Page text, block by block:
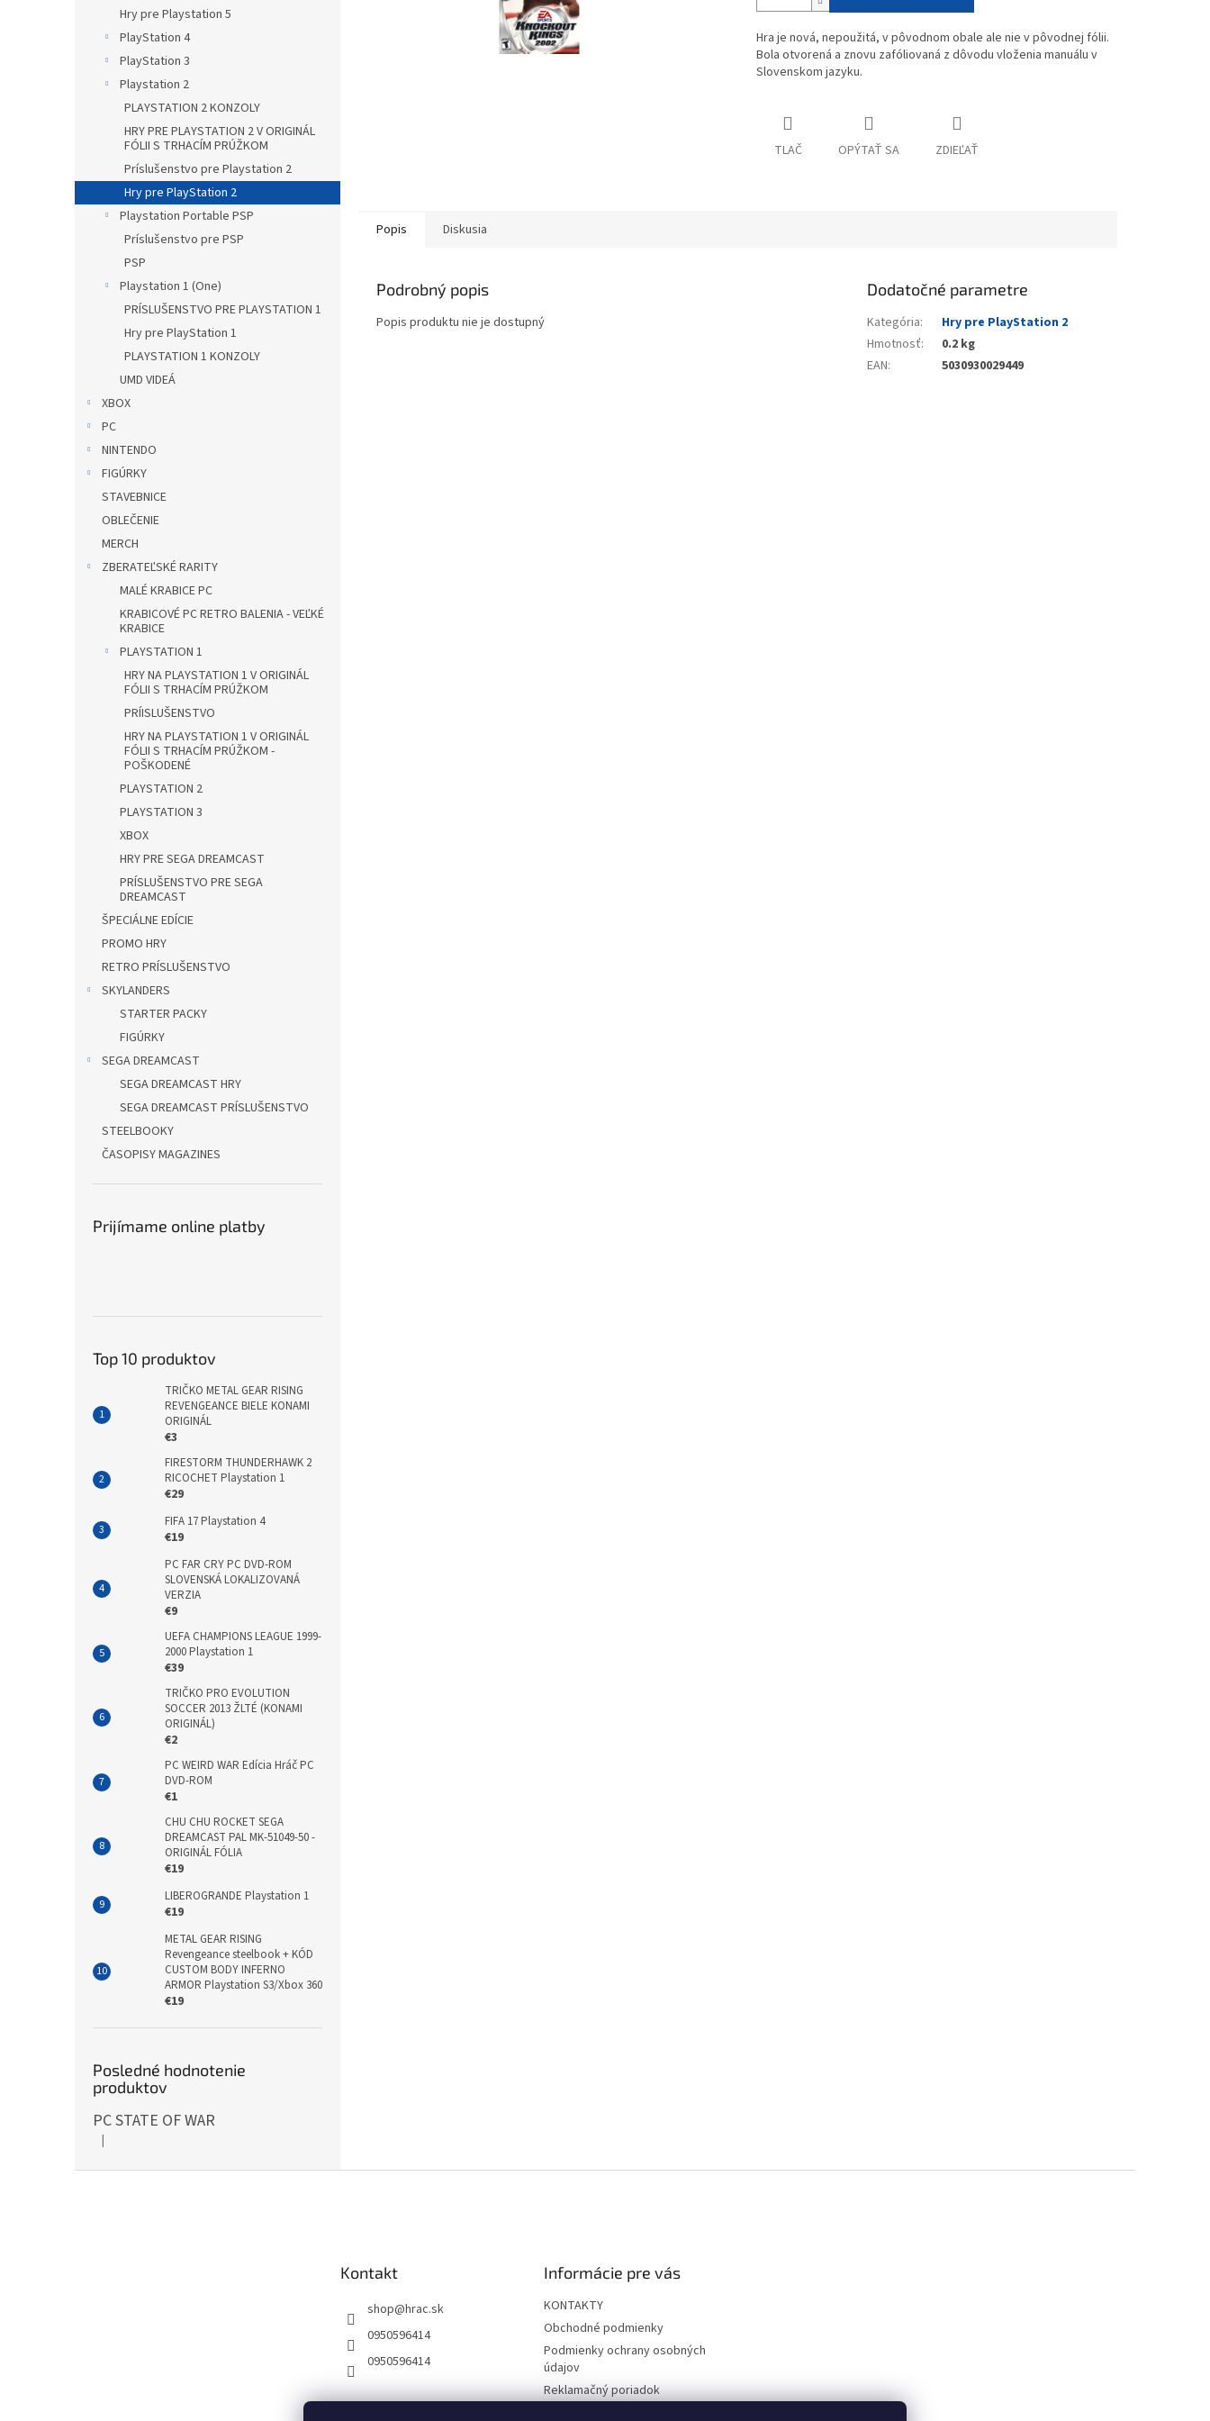
Hry pre Playstation 5
PlayStation 4
PlayStation 3
Playstation 2
PLAYSTATION 2 KONZOLY
HRY PRE PLAYSTATION 2 V ORIGINÁL
FÓLII S TRHACÍM PRÚŽKOM
Príslušenstvo pre Playstation 2
Hry pre PlayStation 2
Playstation Portable PSP
Príslušenstvo pre PSP
PSP
Playstation 1 (One)
PRÍSLUŠENSTVO PRE PLAYSTATION 1
Hry pre PlayStation 1
PLAYSTATION 1 KONZOLY
UMD VIDEÁ
XBOX
PC
NINTENDO
FIGÚRKY
STAVEBNICE
OBLEČENIE
MERCH
ZBERATEĽSKÉ RARITY
MALÉ KRABICE PC
KRABICOVÉ PC RETRO BALENIA - VEĽKÉ
KRABICE
PLAYSTATION 1
HRY NA PLAYSTATION 1 V ORIGINÁL
FÓLII S TRHACÍM PRÚŽKOM
PRÍISLUŠENSTVO
HRY NA PLAYSTATION 1 V ORIGINÁL
FÓLII S TRHACÍM PRÚŽKOM -
POŠKODENÉ
PLAYSTATION 2
PLAYSTATION 3
XBOX
HRY PRE SEGA DREAMCAST
PRÍSLUŠENSTVO PRE SEGA
DREAMCAST
ŠPECIÁLNE EDÍCIE
PROMO HRY
RETRO PRÍSLUŠENSTVO
SKYLANDERS
STARTER PACKY
FIGÚRKY
SEGA DREAMCAST
SEGA DREAMCAST HRY
SEGA DREAMCAST PRÍSLUŠENSTVO
STEELBOOKY
ČASOPISY MAGAZINES
Prijímame online platby
Top 10 produktov
TRIČKO METAL GEAR RISING
REVENGEANCE BIELE KONAMI
ORIGINÁL
€3
FIRESTORM THUNDERHAWK 2
RICOCHET Playstation 1
€29
FIFA 17 Playstation 4
€19
PC FAR CRY PC DVD-ROM
SLOVENSKÁ LOKALIZOVANÁ
VERZIA
€9
UEFA CHAMPIONS LEAGUE 1999-
2000 Playstation 1
€39
TRIČKO PRO EVOLUTION
SOCCER 2013 ŽLTÉ (KONAMI
ORIGINÁL)
€2
PC WEIRD WAR Edícia Hráč PC
DVD-ROM
€1
CHU CHU ROCKET SEGA
DREAMCAST PAL MK-51049-50 -
ORIGINÁL FÓLIA
€19
LIBEROGRANDE Playstation 1
€19
METAL GEAR RISING
Revengeance steelbook + KÓD
CUSTOM BODY INFERNO
ARMOR Playstation S3/Xbox 360
€19
Posledné hodnotenie
produktov
PC STATE OF WAR
Hodnotenie produktu je 5 z 5 hviezdičiek.
|
Hra je nová, nepoužitá, v pôvodnom obale ale nie v pôvodnej fólii.
Bola otvorená a znovu zafóliovaná z dôvodu vloženia manuálu v
Slovenskom jazyku.
TLAČ OPÝTAŤ SA ZDIEĽAŤ
Popis Diskusia
Podrobný popis
Popis produktu nie je dostupný
Dodatočné parametre
Kategória:
Hry pre PlayStation 2
Hmotnosť:
0.2 kg
EAN: 5030930029449
Kontakt
shop@hrac.sk
0950596414
0950596414
Informácie pre vás
KONTAKTY
Obchodné podmienky
Podmienky ochrany osobných
údajov
Reklamačný poriadok